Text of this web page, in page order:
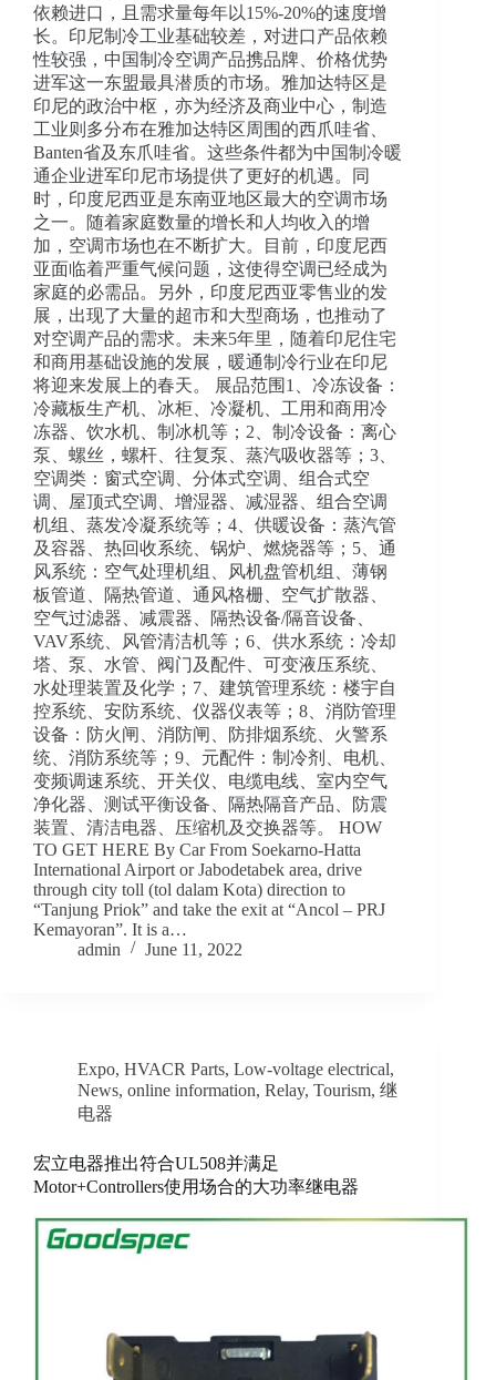
依赖进口，且需求量每年以15%-20%的速度增
长。印尼制冷工业基础较差，对进口产品依赖
性较强，中国制冷空调产品携品牌、价格优势
进军这一东盟最具潜质的市场。雅加达特区是
印尼的政治中枢，亦为经济及商业中心，制造
工业则多分布在雅加达特区周围的西爪哇省、
Banten省及东爪哇省。这些条件都为中国制冷暖
通企业进军印尼市场提供了更好的机遇。同
时，印度尼西亚是东南亚地区最大的空调市场
之一。随着家庭数量的增长和人均收入的增
加，空调市场也在不断扩大。目前，印度尼西
亚面临着严重气候问题，这使得空调已经成为
家庭的必需品。另外，印度尼西亚零售业的发
展，出现了大量的超市和大型商场，也推动了
对空调产品的需求。未来5年里，随着印尼住宅
和商用基础设施的发展，暖通制冷行业在印尼
将迎来发展上的春天。 展品范围1、冷冻设备：
冷藏板生产机、冰柜、冷凝机、工用和商用冷
冻器、饮水机、制冰机等；2、制冷设备：离心
泵、螺丝，螺杆、往复泵、蒸汽吸收器等；3、
空调类：窗式空调、分体式空调、组合式空
调、屋顶式空调、增湿器、减湿器、组合空调
机组、蒸发冷凝系统等；4、供暖设备：蒸汽管
及容器、热回收系统、锅炉、燃烧器等；5、通
风系统：空气处理机组、风机盘管机组、薄钢
板管道、隔热管道、通风格栅、空气扩散器、
空气过滤器、减震器、隔热设备/隔音设备、
VAV系统、风管清洁机等；6、供水系统：冷却
塔、泵、水管、阀门及配件、可变液压系统、
水处理装置及化学；7、建筑管理系统：楼宇自
控系统、安防系统、仪器仪表等；8、消防管理
设备：防火闸、消防闸、防排烟系统、火警系
统、消防系统等；9、元配件：制冷剂、电机、
变频调速系统、开关仪、电缆电线、室内空气
净化器、测试平衡设备、隔热隔音产品、防震
装置、清洁电器、压缩机及交换器等。 HOW
TO GET HERE By Car From Soekarno-Hatta
International Airport or Jabodetabek area, drive
through city toll (tol dalam Kota) direction to
“Tanjung Priok” and take the exit at “Ancol – PRJ
Kemayoran”. It is a…
admin
June 11, 2022
Expo, HVACR Parts, Low-voltage electrical,
News, online information, Relay, Tourism, 继
电器
宏立电器推出符合UL508并满足
Motor+Controllers使用场合的大功率继电器